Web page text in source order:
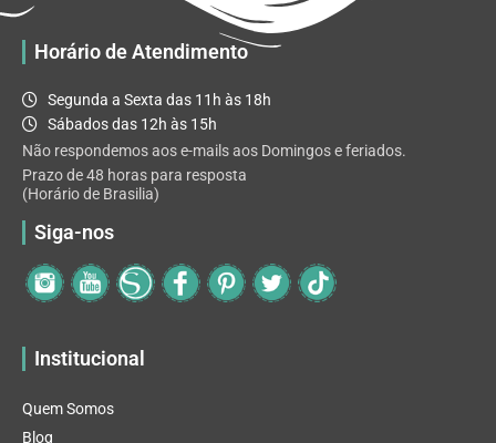
Horário de Atendimento
Segunda a Sexta das 11h às 18h
Sábados das 12h às 15h
Não respondemos aos e-mails aos Domingos e feriados.
Prazo de 48 horas para resposta
(Horário de Brasilia)
Siga-nos
Institucional
Quem Somos
Blog